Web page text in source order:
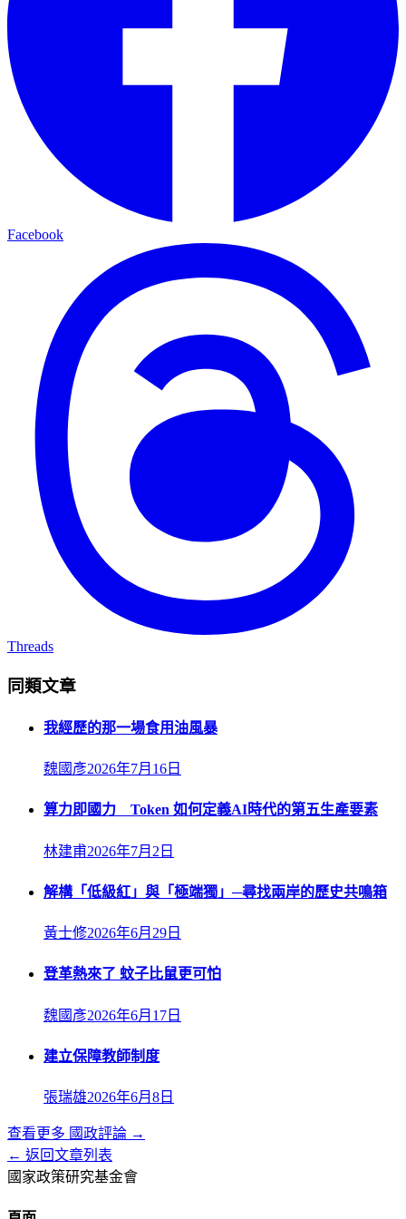
Facebook
Threads
同類文章
我經歷的那一場食用油風暴
魏國彥2026年7月16日
算力即國力 Token 如何定義AI時代的第五生產要素
林建甫2026年7月2日
解構「低級紅」與「極端獨」─尋找兩岸的歷史共鳴箱
黃士修2026年6月29日
登革熱來了 蚊子比鼠更可怕
魏國彥2026年6月17日
建立保障教師制度
張瑞雄2026年6月8日
查看更多 國政評論 →
← 返回文章列表
國家政策研究基金會